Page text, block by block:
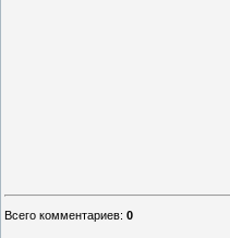
Всего комментариев: 0